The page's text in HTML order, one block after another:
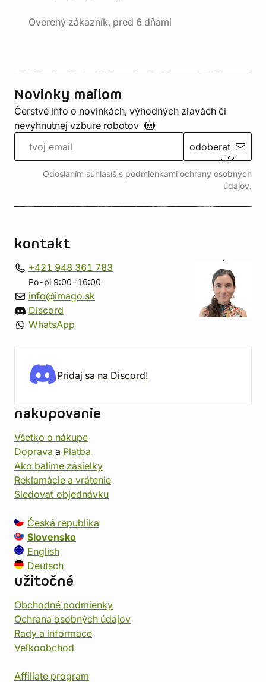
Overený zákazník, pred 6 dňami
Novinky mailom
Čerstvé info o novinkách, výhodných zľavách či
nevyhnutnej vzbure robotov
odoberať
Odoslaním súhlasíš s podmienkami ochrany osobných
údajov.
kontakt
+421 948 361 783
Po-pi 9:00-16:00
info@imago.sk
Discord
WhatsApp
Pridaj sa na Discord!
nakupovanie
Všetko o nákupe
Doprava a Platba
Ako balíme zásielky
Reklamácie a vrátenie
Sledovať objednávku
Česká republika
Slovensko
English
Deutsch
užitočné
Obchodné podmienky
Ochrana osobných údajov
Rady a informace
Veľkoobchod
Affiliate program